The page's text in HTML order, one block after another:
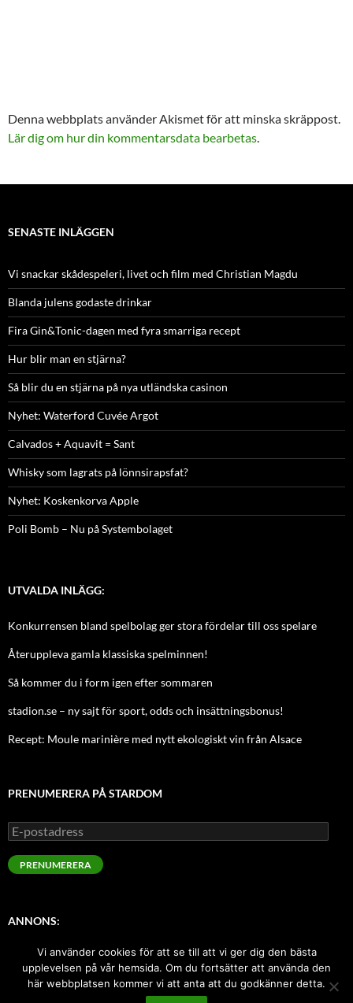
Denna webbplats använder Akismet för att minska skräppost.
Lär dig om hur din kommentarsdata bearbetas
SENASTE INLÄGGEN
Vi snackar skådespeleri, livet och film med Christian Magdu
Blanda julens godaste drinkar
Fira Gin&Tonic-dagen med fyra smarriga recept
Hur blir man en stjärna?
Så blir du en stjärna på nya utländska casinon
Nyhet: Waterford Cuvée Argot
Calvados + Aquavit = Sant
Whisky som lagrats på lönnsirapsfat?
Nyhet: Koskenkorva Apple
Poli Bomb – Nu på Systembolaget
UTVALDA INLÄGG:
Konkurrensen bland spelbolag ger stora fördelar till oss spelare
Återuppleva gamla klassiska spelminnen!
Så kommer du i form igen efter sommaren
stadion.se – ny sajt för sport, odds och insättningsbonus!
Recept: Moule marinière med nytt ekologiskt vin från Alsace
PRENUMERERA PÅ STARDOM
E-
postadress
PRENUMERERA
ANNONS:
Sugen på att annonsera här med index-länk? Kontakta oss!
Vi använder cookies för att se till att vi ger dig den bästa
upplevelsen på vår hemsida. Om du fortsätter att använda den
här webbplatsen kommer vi att anta att du godkänner detta.